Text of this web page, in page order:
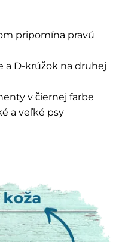
pripomína pravú
a D-krúžok na druhej
v čiernej farbe
a veľké psy